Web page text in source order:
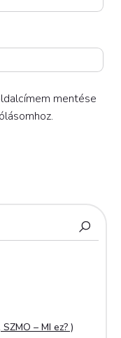
mentése
SZMO – MI ez? )